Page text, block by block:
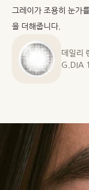
그레이가 조용히 눈가
을 더해줍니다.
데일리
G.DIA